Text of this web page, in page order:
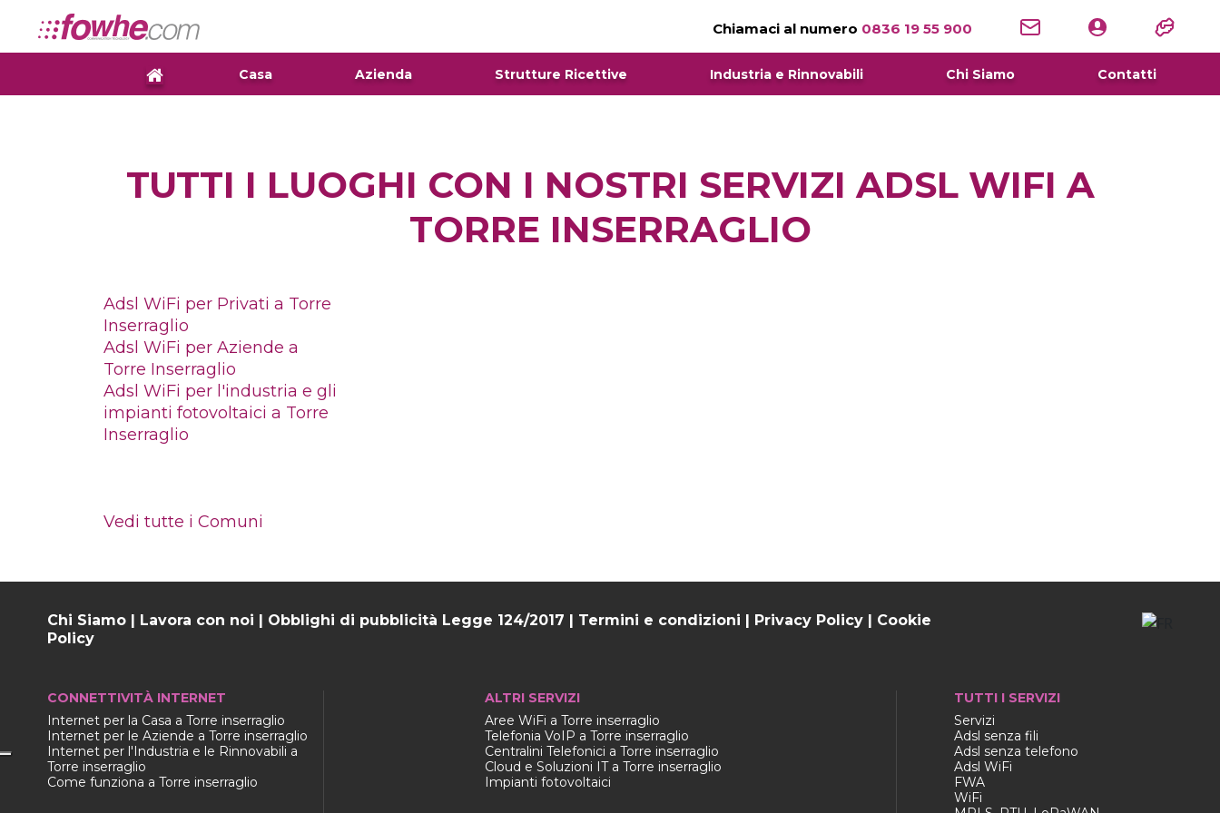
Chiamaci al numero 0836 19 55 900
Casa Azienda Strutture Ricettive Industria e Rinnovabili Chi Siamo Contatti
TUTTI I LUOGHI CON I NOSTRI SERVIZI ADSL WIFI A
TORRE INSERRAGLIO
Adsl WiFi per Privati a Torre
Inserraglio
Adsl WiFi per Aziende a
Torre Inserraglio
Adsl WiFi per l'industria e gli
impianti fotovoltaici a Torre
Inserraglio
Vedi tutte i Comuni
Chi Siamo | Lavora con noi | Obblighi di pubblicità Legge 124/2017 | Termini e condizioni | Privacy Policy | Cookie
Policy
CONNETTIVITÀ INTERNET
Internet per la Casa a Torre inserraglio
Internet per le Aziende a Torre inserraglio
Internet per l'Industria e le Rinnovabili a
Torre inserraglio
Come funziona a Torre inserraglio
ALTRI SERVIZI
Aree WiFi a Torre inserraglio
Telefonia VoIP a Torre inserraglio
Centralini Telefonici a Torre inserraglio
Cloud e Soluzioni IT a Torre inserraglio
Impianti fotovoltaici
TUTTI I SERVIZI
Servizi
Adsl senza fili
Adsl senza telefono
Adsl WiFi
FWA
WiFi